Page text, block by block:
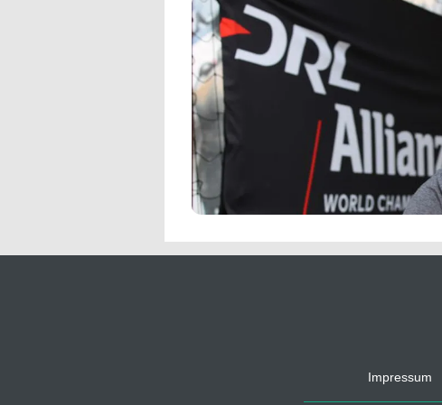
Impressum